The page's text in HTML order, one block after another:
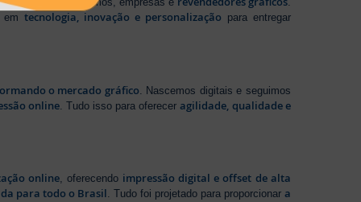
em tecnologia, inovação e personalização para entregar
o mercado gráfico . Nascemos digitais e seguimos
online. Tudo isso para ofereceragilidade, qualidade e
online, oferecendo impressão digital e offset de alta
para todo o Brasil. Tudo foi projetado para proporcionar a